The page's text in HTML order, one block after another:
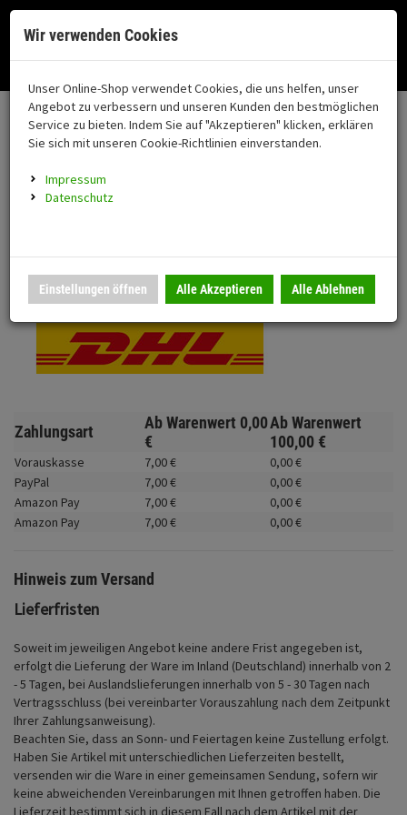
Fahrzeugteile
Alle Kategorien
FAHRZEUGTEILE
Montageständer
Beleuchtung
Fahrwerk
Zubehör
Merchandise
Neuheiten
coming soon
Anmelden | Registrieren Merkzettel
Ihr Warenkorb ist momentan leer.
Ergebnisse () Fertig
Nutzung unserer Dienste erklären Sie sich damit einverstanden!
Okay Datenschutz
Menü
Motorrad auswählen
Versand & Lieferung
Bitte wählen Sie Ihr Lieferland.
DHL National
Zahlungsart Ab Warenwert 0,00
€
Ab Warenwert
100,00 €
Vorauskasse 7,00€ 0,00€
PayPal
7,00€ 0,00€
Amazon Pay
7,00€ 0,00€
Amazon Pay
7,00€ 0,00€
Hinweis zum Versand
Lieferfristen
Soweit im jeweiligen Angebot keine andere Frist angegeben ist,
erfolgt die Lieferung der Ware im Inland (Deutschland) innerhalb von 2
- 5 Tagen, bei Auslandslieferungen innerhalb von 5 - 30 Tagen nach
Vertragsschluss (bei vereinbarter Vorauszahlung nach dem Zeitpunkt
Ihrer Zahlungsanweisung).
Beachten Sie, dass an Sonn- und Feiertagen keine Zustellung erfolgt.
Haben Sie Artikel mit unterschiedlichen Lieferzeiten bestellt,
versenden wir die Ware in einer gemeinsamen Sendung, sofern wir
keine abweichenden Vereinbarungen mit Ihnen getroffen haben. Die
Lieferzeit bestimmt sich in diesem Fall nach dem Artikel mit der
Wir verwenden Cookies
Unser Online-Shop verwendet Cookies, die uns helfen, unser
Angebot zu verbessern und unseren Kunden den bestmöglichen
Service zu bieten. Indem Sie auf "Akzeptieren" klicken, erklären
Sie sich mit unseren Cookie-Richtlinien einverstanden.
Impressum
Datenschutz
Einstellungen öffnen Alle Akzeptieren Alle Ablehnen